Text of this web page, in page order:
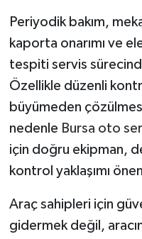
Periyodik bakım,
kaporta onarımı ve
tespiti servis
Özellikle düzenli
büyümeden
nedenle Bursa oto
için doğru ekipman,
kontrol yaklaşımı
Araç sahipleri için
gidermek değil,